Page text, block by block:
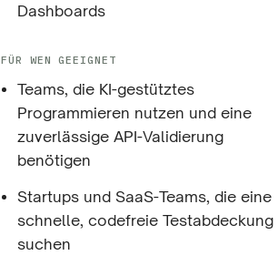
Dashboards
FÜR WEN GEEIGNET
Teams, die KI-gestütztes
Programmieren nutzen und eine
zuverlässige API-Validierung
benötigen
Startups und SaaS-Teams, die eine
schnelle, codefreie Testabdeckung
suchen